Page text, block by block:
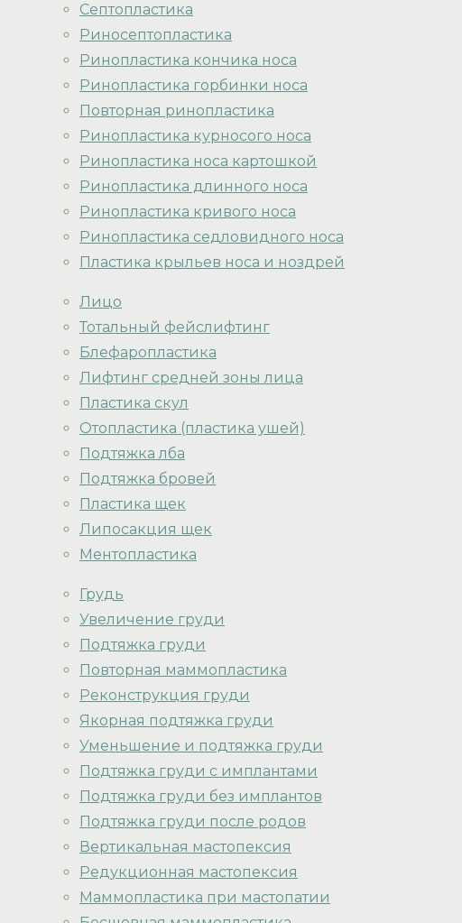
Септопластика
Риносептопластика
Ринопластика кончика носа
Ринопластика горбинки носа
Повторная ринопластика
Ринопластика курносого носа
Ринопластика носа картошкой
Ринопластика длинного носа
Ринопластика кривого носа
Ринопластика седловидного носа
Пластика крыльев носа и ноздрей
Лицо
Тотальный фейслифтинг
Блефаропластика
Лифтинг средней зоны лица
Пластика скул
Отопластика (пластика ушей)
Подтяжка лба
Подтяжка бровей
Пластика щек
Липосакция щек
Ментопластика
Грудь
Увеличение груди
Подтяжка груди
Повторная маммопластика
Реконструкция груди
Якорная подтяжка груди
Уменьшение и подтяжка груди
Подтяжка груди с имплантами
Подтяжка груди без имплантов
Подтяжка груди после родов
Вертикальная мастопексия
Редукционная мастопексия
Маммопластика при мастопатии